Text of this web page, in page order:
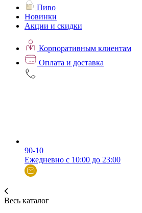
Пиво
Новинки
Акции и скидки
Корпоративным клиентам
Оплата и доставка
90-10
Ежедневно с 10:00 до 23:00
Весь каталог